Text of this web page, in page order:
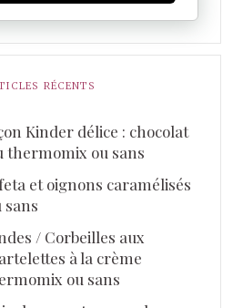
RÉCENTS
Kinder délice : chocolat
thermomix ou sans
et oignons caramélisés
/ Corbeilles aux
à la crème
ou sans